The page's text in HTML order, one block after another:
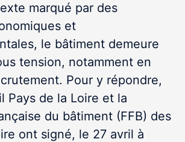
marqué par des
et
le bâtiment demeure
tension, notamment en
Pour y répondre,
Pays de la Loire et la
du bâtiment (FFB) des
ont signé, le 27 avril à